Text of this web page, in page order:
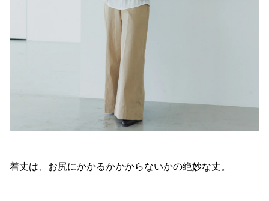
着丈は、お尻にかかるかかからないかの絶妙な丈。